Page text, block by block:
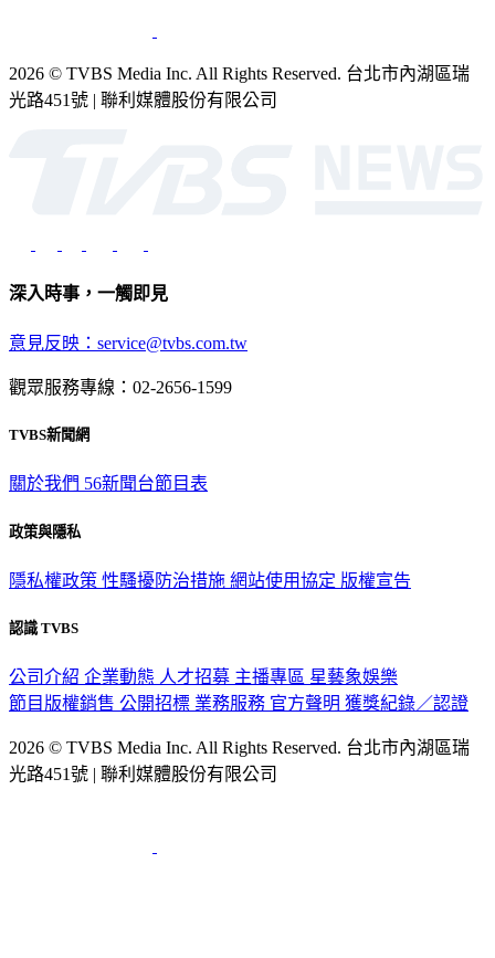
2026 © TVBS Media Inc. All Rights Reserved. 台北市內湖區瑞
光路451號 | 聯利媒體股份有限公司
深入時事，一觸即見
意見反映：service@tvbs.com.tw
觀眾服務專線：02-2656-1599
TVBS新聞網
關於我們 56新聞台節目表
政策與隱私
隱私權政策 性騷擾防治措施 網站使用協定 版權宣告
認識 TVBS
公司介紹 企業動態 人才招募 主播專區 星藝象娛樂
節目版權銷售 公開招標 業務服務 官方聲明 獲獎紀錄／認證
2026 © TVBS Media Inc. All Rights Reserved. 台北市內湖區瑞
光路451號 | 聯利媒體股份有限公司